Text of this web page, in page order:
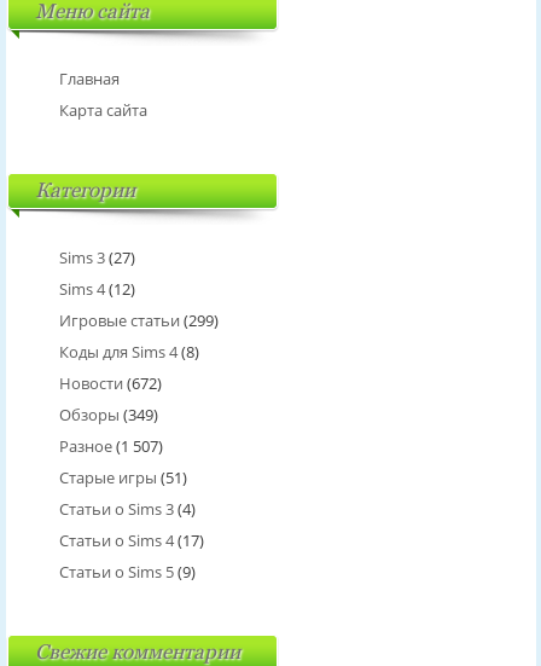
Меню сайта
Главная
Карта сайта
Категории
Sims 3(27)
Sims 4(12)
Игровые статьи (299)
Коды для Sims 4(8)
Новости (672)
Обзоры (349)
Разное(1 507)
Старые игры (51)
Статьи о Sims 3(4)
Статьи о Sims 4(17)
Статьи о Sims 5(9)
Свежие комментарии